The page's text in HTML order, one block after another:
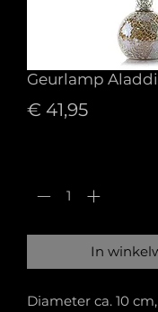
Geurlamp
€ 41,95Prijs
In
Diameter ca. 10